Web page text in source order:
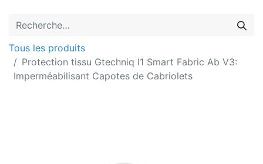
Tous les produits
Protection tissu Gtechniq I1 Smart Fabric Ab V3:
Imperméabilisant Capotes de Cabriolets